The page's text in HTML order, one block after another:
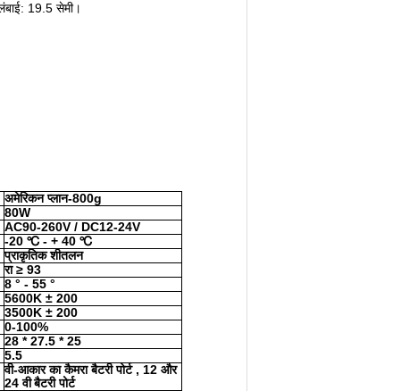
19.5 सेमी।
अमेरिकन प्लान-800g
80W
AC90-260V / DC12-24V
-20 ℃ - + 40 ℃
प्राकृतिक शीतलन
रा ≥ 93
8 ° - 55 °
5600K ± 200
3500K ± 200
0-100%
28 * 27.5 * 25
5.5
वी-आकार का कैमरा बैटरी पोर्ट , 12 और
24 वीबैटरी पोर्ट